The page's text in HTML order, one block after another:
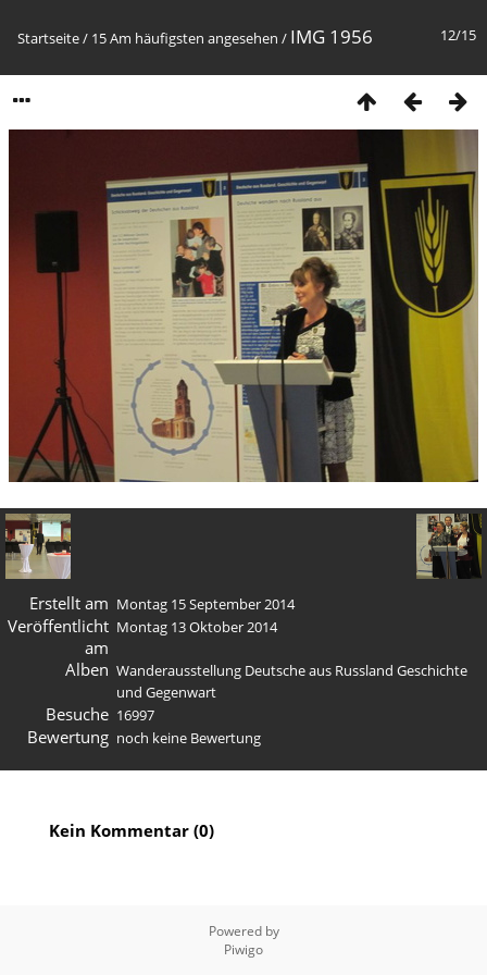
12/15
Startseite/ 15 Am häufigsten angesehen / IMG 1956
Erstellt am Montag 15 September 2014
Veröffentlicht
am
Montag 13 Oktober 2014
Alben Wanderausstellung Deutsche aus Russland Geschichte
und Gegenwart
Besuche 16997
Bewertung noch keine Bewertung
Kein Kommentar (0)
Powered by
Piwigo